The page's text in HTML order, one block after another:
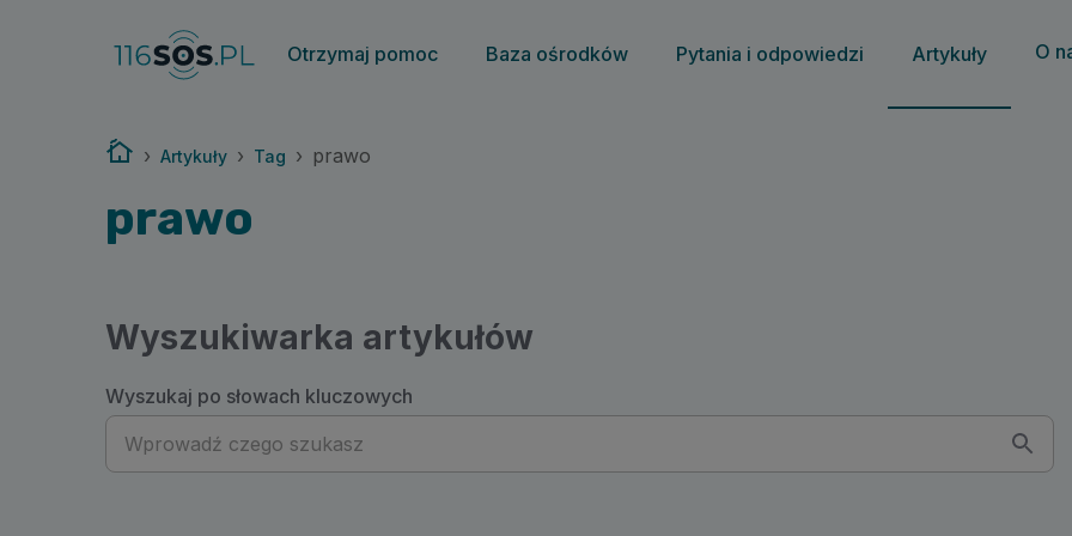
Otrzymaj pomoc Baza ośrodków Pytania i odpowiedzi Artykuły O
Strona główna
› Artykuły › Tag › prawo
prawo
Wyszukiwarka artykułów
Wyszukaj po słowach kluczowych